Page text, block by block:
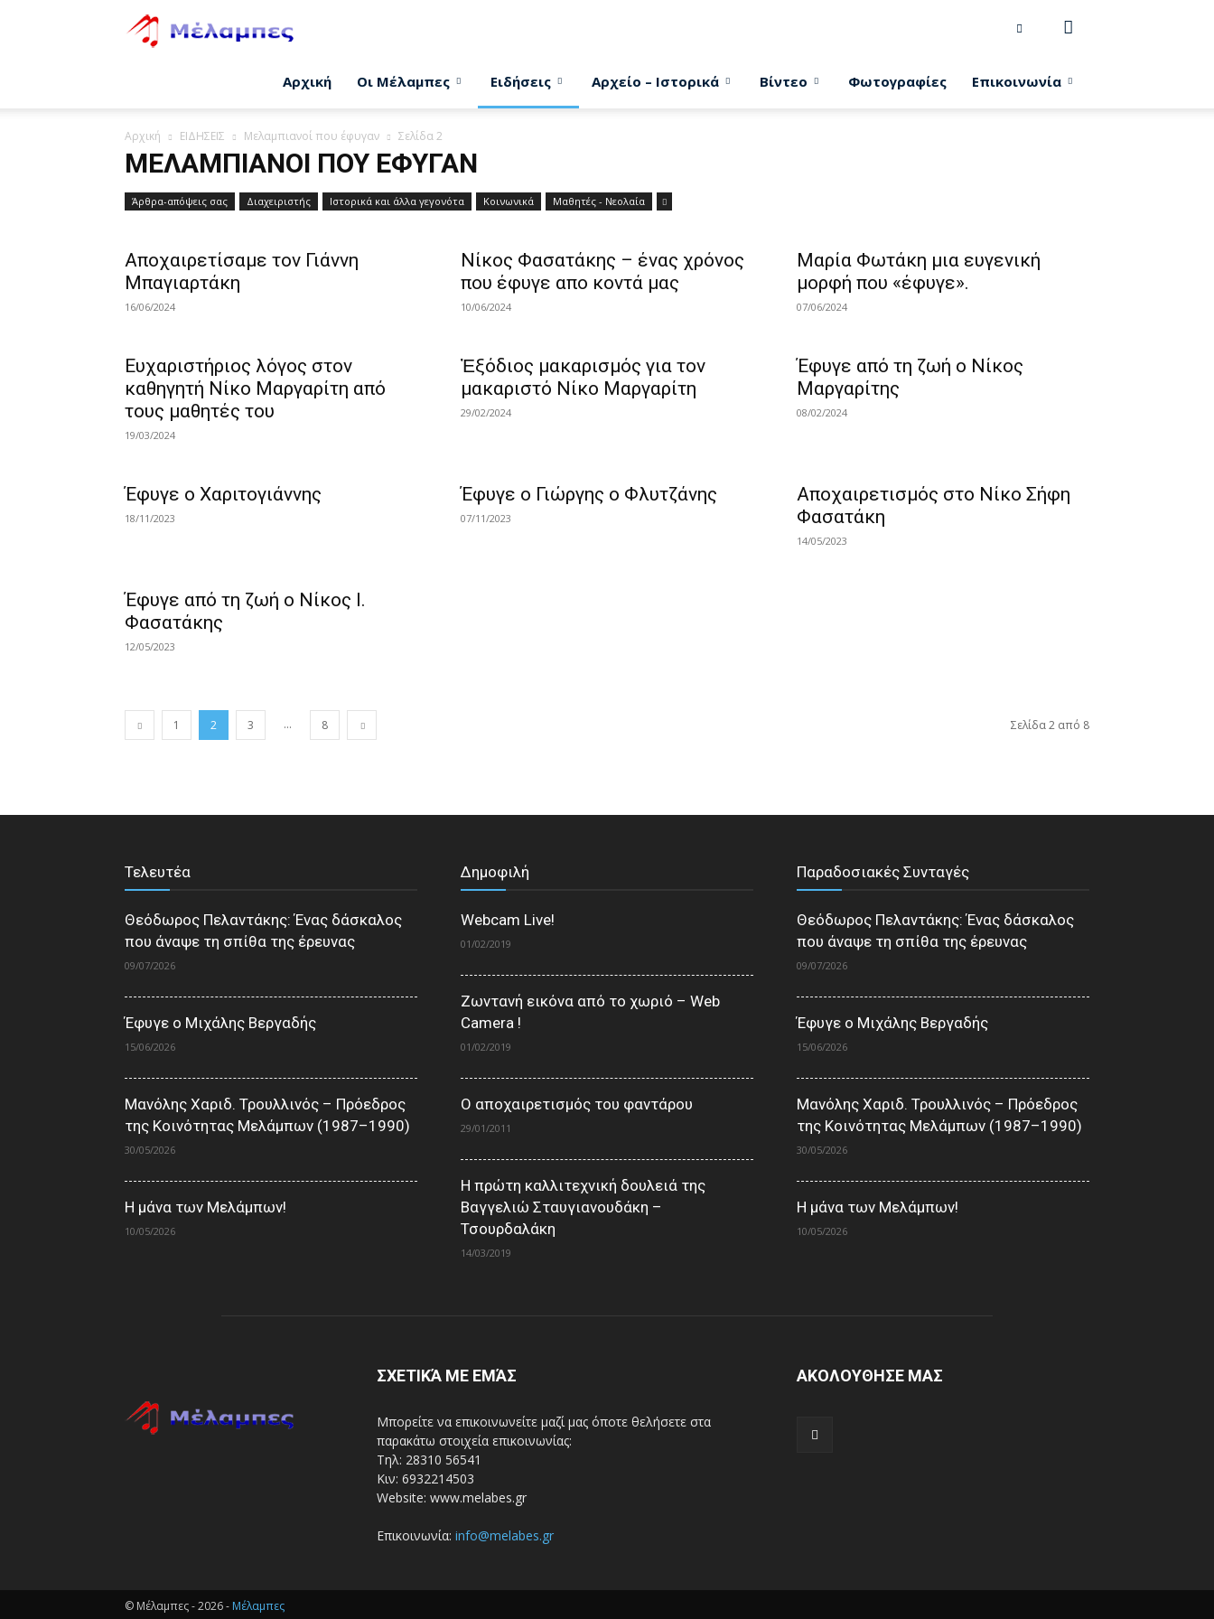
Αρχική Οι Μέλαμπες Ειδήσεις Αρχείο – Ιστορικά Βίντεο Φωτογραφίες Επικοινωνία
Αρχική ΕΙΔΗΣΕΙΣ Μελαμπιανοί που έφυγαν Σελίδα 2
ΜΕΛΑΜΠΙΑΝΟΊ ΠΟΥ ΈΦΥΓΑΝ
Άρθρα-απόψεις σας Διαχειριστής Ιστορικά και άλλα γεγονότα Κοινωνικά Μαθητές - Νεολαία
Αποχαιρετίσαμε τον Γιάννη
Μπαγιαρτάκη
16/06/2024
Νίκος Φασατάκης – ένας χρόνος
που έφυγε απο κοντά μας
10/06/2024
Μαρία Φωτάκη μια ευγενική
μορφή που «έφυγε».
07/06/2024
Ευχαριστήριος λόγος στον
καθηγητή Νίκο Μαργαρίτη από
τους μαθητές του
19/03/2024
Ἐξόδιος μακαρισμός για τον
μακαριστό Νίκο Μαργαρίτη
29/02/2024
Έφυγε από τη ζωή ο Νίκος
Μαργαρίτης
08/02/2024
Έφυγε ο Χαριτογιάννης
18/11/2023
Έφυγε ο Γιώργης ο Φλυτζάνης
07/11/2023
Αποχαιρετισμός στο Νίκο Σήφη
Φασατάκη
14/05/2023
Έφυγε από τη ζωή ο Νίκος Ι.
Φασατάκης
12/05/2023
1 2 3 ... 8 Σελίδα 2 από 8
Τελευτέα
Θεόδωρος Πελαντάκης: Ένας δάσκαλος
που άναψε τη σπίθα της έρευνας
09/07/2026
Έφυγε ο Μιχάλης Βεργαδής
15/06/2026
Μανόλης Χαριδ. Τρουλλινός – Πρόεδρος
της Κοινότητας Μελάμπων (1987–1990)
30/05/2026
Η μάνα των Μελάμπων!
10/05/2026
Δημοφιλή
Webcam Live!
01/02/2019
Ζωντανή εικόνα από το χωριό – Web
Camera !
01/02/2019
Ο αποχαιρετισμός του φαντάρου
29/01/2011
Η πρώτη καλλιτεχνική δουλειά της
Βαγγελιώ Σταυγιανουδάκη –
Τσουρδαλάκη
14/03/2019
Παραδοσιακές Συνταγές
Θεόδωρος Πελαντάκης: Ένας δάσκαλος
που άναψε τη σπίθα της έρευνας
09/07/2026
Έφυγε ο Μιχάλης Βεργαδής
15/06/2026
Μανόλης Χαριδ. Τρουλλινός – Πρόεδρος
της Κοινότητας Μελάμπων (1987–1990)
30/05/2026
Η μάνα των Μελάμπων!
10/05/2026
ΣΧΕΤΙΚΆ ΜΕ ΕΜΆΣ
Μπορείτε να επικοινωνείτε μαζί μας όποτε θελήσετε στα
παρακάτω στοιχεία επικοινωνίας:
Τηλ: 28310 56541
Κιν: 6932214503
Website: www.melabes.gr
Επικοινωνία: info@melabes.gr
ΑΚΟΛΟΥΘΗΣΕ ΜΑΣ
© Μέλαμπες - 2026 - Μέλαμπες